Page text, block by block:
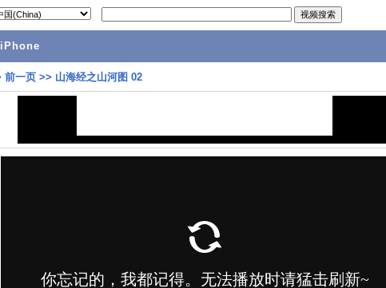
iPhone
前一页 >> 山海经之山河图 02